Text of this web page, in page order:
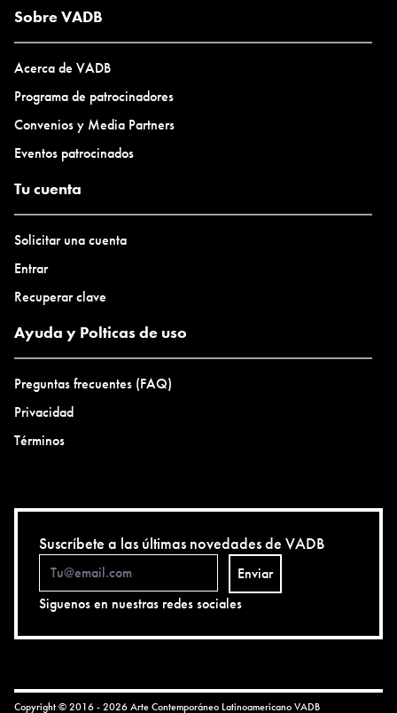
Sobre VADB
Acerca de VADB
Programa de patrocinadores
Convenios y Media Partners
Eventos patrocinados
Tu cuenta
Solicitar una cuenta
Entrar
Recuperar clave
Ayuda y Polticas de uso
Preguntas frecuentes (FAQ)
Privacidad
Términos
Suscríbete a las últimas novedades de VADB
Enviar
Siguenos en nuestras redes sociales
Copyright © 2016 - 2026 Arte Contemporáneo LatinoamericanoVADB